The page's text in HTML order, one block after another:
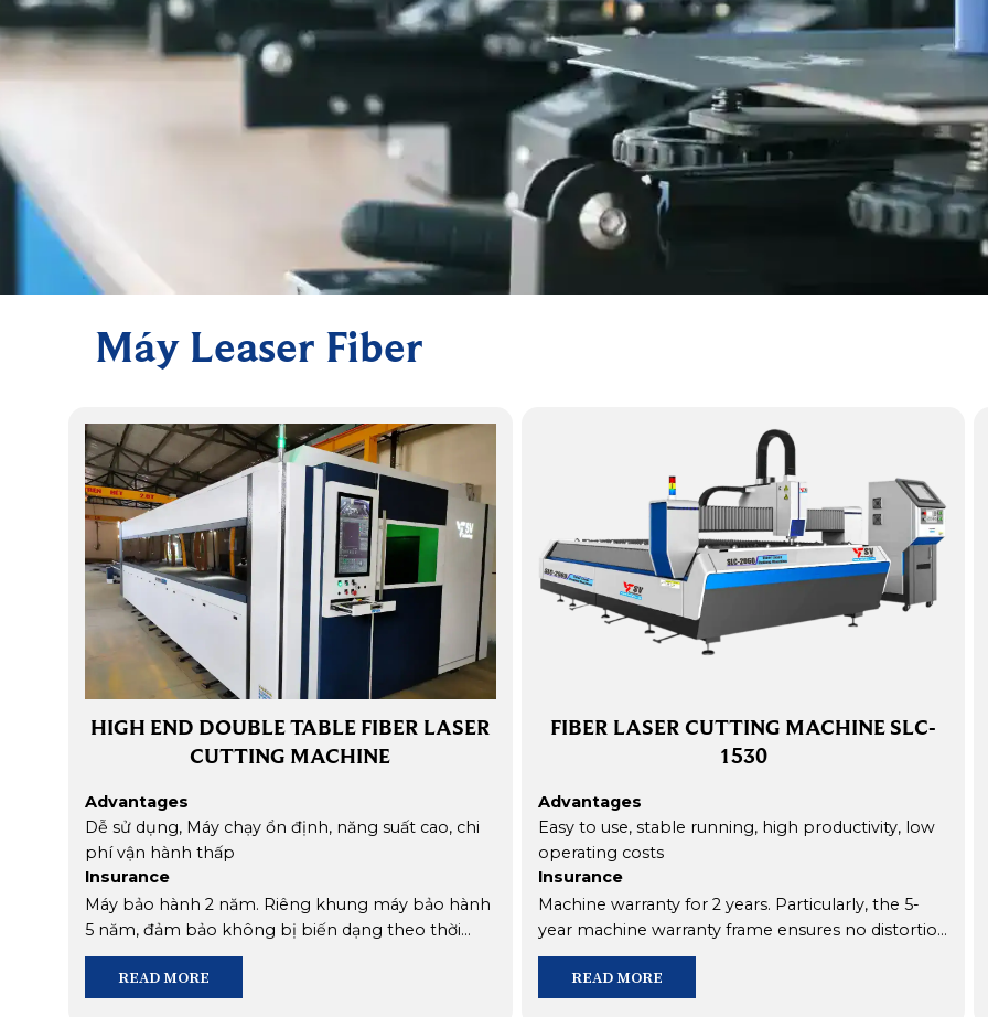
Máy Leaser Fiber
HIGH END DOUBLE TABLE FIBER LASER
CUTTING MACHINE
Advantages
Dễ sử dụng, Máy chạy ổn định, năng suất cao, chi
phí vận hành thấp
Sử dụng bộ điều khiển và mỏ cắt laser đồng bộ
kết hợp với đường truyền servo kỹ thuật số cho
năng suất cao hơn 50% so với giải pháp thông
thường Máy cắt laser fiber dạng bàn máy bằng
thép tấm, trọng lượng nặng, không bị biến dạng
theo thời gian khi chạy ở tốc độ cao
Chú thích: Đây là dòng máy cao cấp năng suất cao,
độ nghiêng đường cắt ít hơn nhiều so với thông
thường
Insurance
Máy bảo hành 2 năm. Riêng khung máy bảo hành
5 năm, đảm bảo không bị biến dạng theo thời
gian khi chạy ở tốc độ cao
READ MORE
FIBER LASER CUTTING MACHINE SLC-
1530
Advantages
Easy to use, stable running, high productivity, low
operating costs
Machine table is weld steel, heavy weight, no
deformed over time when running at high speed
Has provided 30 machines in Ho Chi Minh City,
Hanoi, ... Being used at Thien Nam Elevator Joint
Stock Company, Anpha Company
Insurance
Machine warranty for 2 years. Particularly, the 5-
year machine warranty frame ensures no distortion
over time when running at high speed
READ MORE